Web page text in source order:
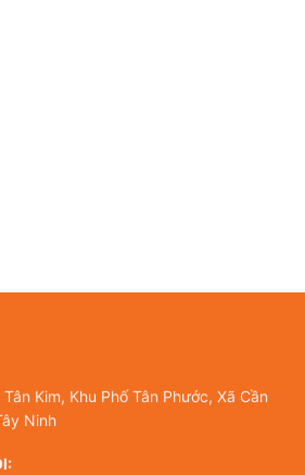
Tân Kim, Khu Phố Tân Phước, Xã Cần
Ninh